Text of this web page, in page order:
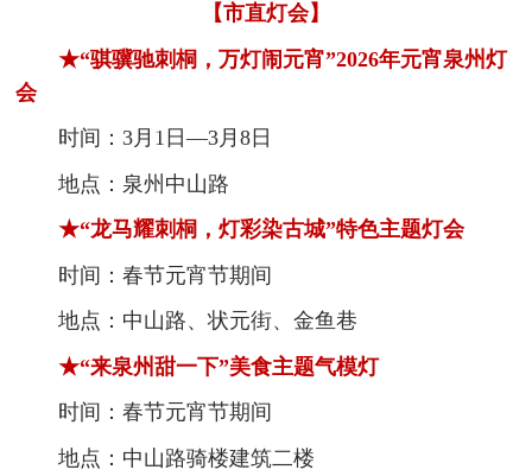
【市直灯会】
★“骐骥驰刺桐，万灯闹元宵”2026年元宵泉州灯
会
时间：3月1日—3月8日
地点：泉州中山路
★“龙马耀刺桐，灯彩染古城”特色主题灯会
时间：春节元宵节期间
地点：中山路、状元街、金鱼巷
★“来泉州甜一下”美食主题气模灯
时间：春节元宵节期间
地点：中山路骑楼建筑二楼